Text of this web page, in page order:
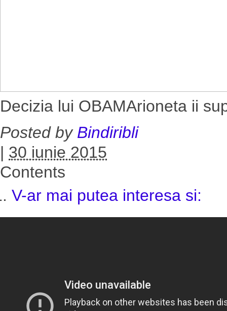
Decizia lui OBAMArioneta ii
Posted by Bindiribli
| 30 iunie 2015
Contents
V-ar mai putea interesa si: